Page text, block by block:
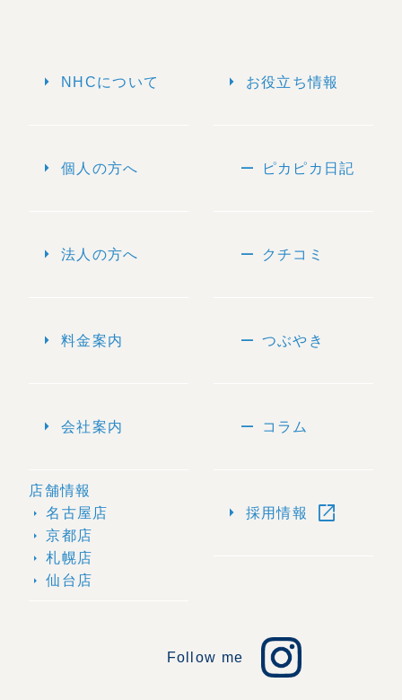
arrow_right NHCについて
arrow_right 個人の方へ
arrow_right 法人の方へ
arrow_right 料金案内
arrow_right 会社案内
店舗情報
arrow_right 名古屋店
arrow_right 京都店
arrow_right 札幌店
arrow_right 仙台店
arrow_right お役立ち情報
remove ピカピカ日記
remove クチコミ
remove つぶやき
remove コラム
arrow_right 採用情報 open_in_new
Follow me